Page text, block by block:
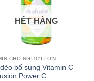
HẾT HÀNG
CHO NGƯỜI LỚN
bổ sung Vitamin C
Power C...